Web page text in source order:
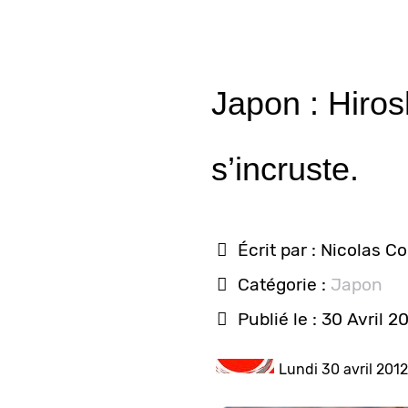
Japon :
s’incruste.
Écrit par : Nicolas
Catégorie : Japon
Publié le : 30 Avril
Lundi 30 avril 2012